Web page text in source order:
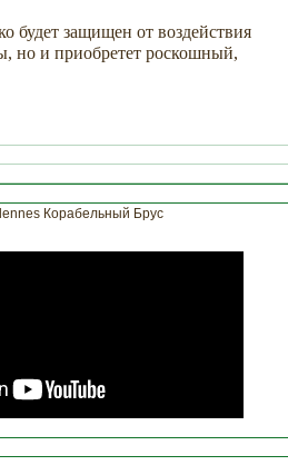
будет защищен от воздействия
но и приобретет роскошный,
Корабельный Брус